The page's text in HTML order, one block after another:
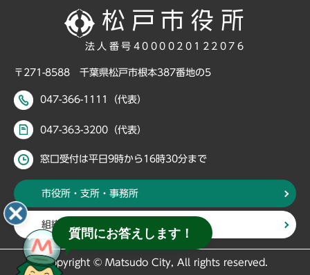
法人番号4000020122076
〒271-8588 千葉県松戸市根本387番地の5
047-366-1111（代表）
047-363-3200（代表）
窓口受付は平日9時から16時30分まで
市役所・支所・事務所
組織・部署から探す
Copyright © Matsudo City, All rights reserved.
質問にお答えします！